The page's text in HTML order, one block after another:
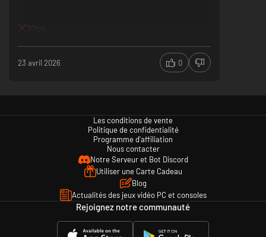
23 avril 2026 0
Les conditions de vente
Politique de confidentialité
Programme d'affiliation
Nous contacter
Notre Serveur et Bot Discord
Utiliser une Carte Cadeau
Blog
Actualités des jeux vidéo PC et consoles
Rejoignez notre communauté